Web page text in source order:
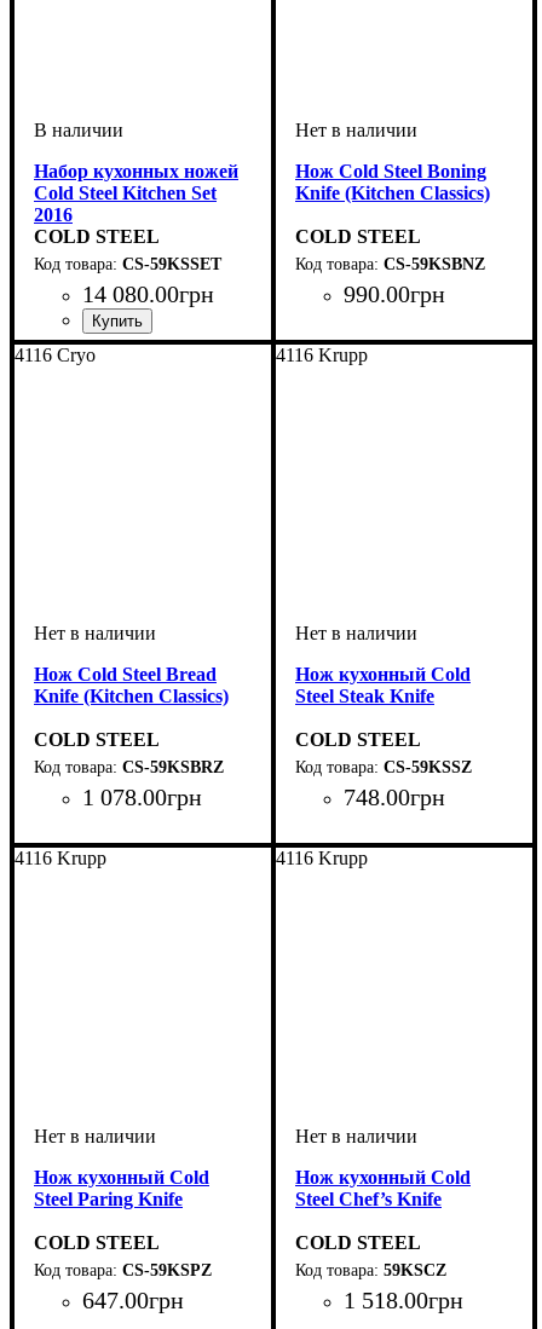
Набор кухонных ножей
Cold Steel Kitchen Set
2016
COLD STEEL
CS-59KSSET
14 080.00грн
Нож Cold Steel Boning
Knife (Kitchen Classics)
COLD STEEL
CS-59KSBNZ
990.00грн
4116 Cryo
Нож Cold Steel Bread
Knife (Kitchen Classics)
COLD STEEL
CS-59KSBRZ
1 078.00грн
4116 Krupp
Нож кухонный Cold
Steel Steak Knife
COLD STEEL
CS-59KSSZ
748.00грн
4116 Krupp
Нож кухонный Cold
Steel Paring Knife
COLD STEEL
CS-59KSPZ
647.00грн
4116 Krupp
Нож кухонный Cold
Steel Chef’s Knife
COLD STEEL
59KSCZ
1 518.00грн